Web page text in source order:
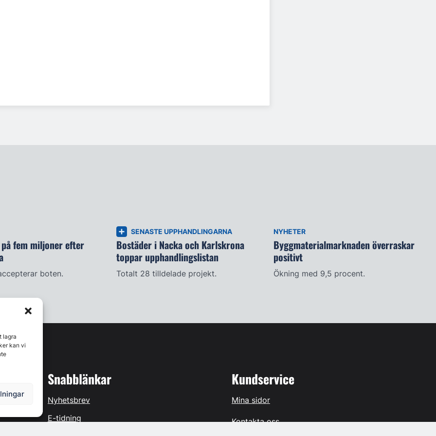
lagra
kan vi
på fem miljoner efter
boten.
SENASTE UPPHANDLINGARNA
Bostäder i Nacka och Karlskrona
toppar upphandlingslistan
Totalt 28 tilldelade projekt.
NYHETER
Byggmaterialmarknaden överraskar
positivt
Ökning med 9,5 procent.
Snabblänkar
Nyhetsbrev
E-tidning
Kundservice
Mina sidor
Kontakta oss